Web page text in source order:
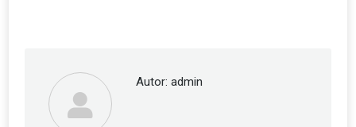
Autor: admin